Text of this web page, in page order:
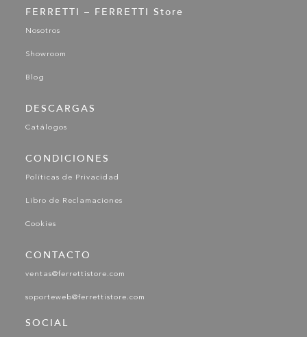
FERRETTI – FERRETTI Store
Nosotros
Showroom
Blog
DESCARGAS
Catálogos
CONDICIONES
Políticas de Privacidad
Libro de Reclamaciones
Cookies
CONTACTO
ventas@ferrettistore.com
soporteweb@ferrettistore.com
SOCIAL